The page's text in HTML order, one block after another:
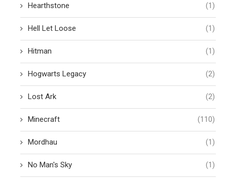
Hearthstone (1)
Hell Let Loose (1)
Hitman (1)
Hogwarts Legacy (2)
Lost Ark (2)
Minecraft (110)
Mordhau (1)
No Man's Sky (1)